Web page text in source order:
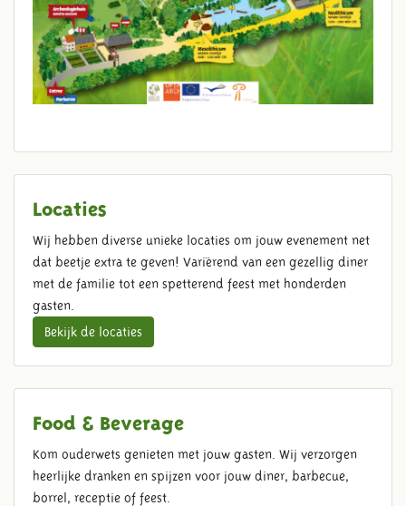
Locaties
Wij hebben diverse unieke locaties om jouw evenement net
dat beetje extra te geven! Variërend van een gezellig diner
met de familie tot een spetterend feest met honderden
gasten.
Bekijk de locaties
Food & Beverage
Kom ouderwets genieten met jouw gasten. Wij verzorgen
heerlijke dranken en spijzen voor jouw diner, barbecue,
borrel, receptie of feest.